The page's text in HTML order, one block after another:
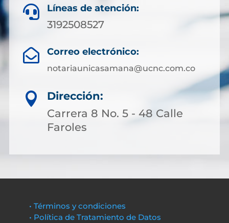
 Líneas de atención:
3192508527
 Correo electrónico:
notariaunicasamana@ucnc.com.co

Dirección:
Carrera 8 No. 5 - 48 Calle
Faroles
• Términos y condiciones
• Política de Tratamiento de Datos